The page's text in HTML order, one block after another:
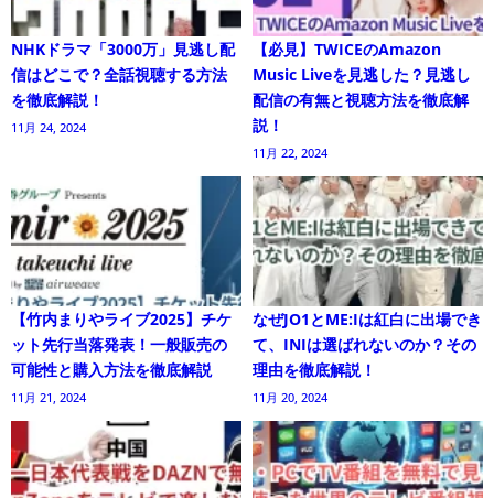
NHKドラマ「3000万」見逃し配
信はどこで？全話視聴する方法
を徹底解説！
11月 24, 2024
【必見】TWICEのAmazon
Music Liveを見逃した？見逃し
配信の有無と視聴方法を徹底解
説！
11月 22, 2024
【竹内まりやライブ2025】チケ
ット先行当落発表！一般販売の
可能性と購入方法を徹底解説
11月 21, 2024
なぜJO1とME:Iは紅白に出場でき
て、INIは選ばれないのか？その
理由を徹底解説！
11月 20, 2024